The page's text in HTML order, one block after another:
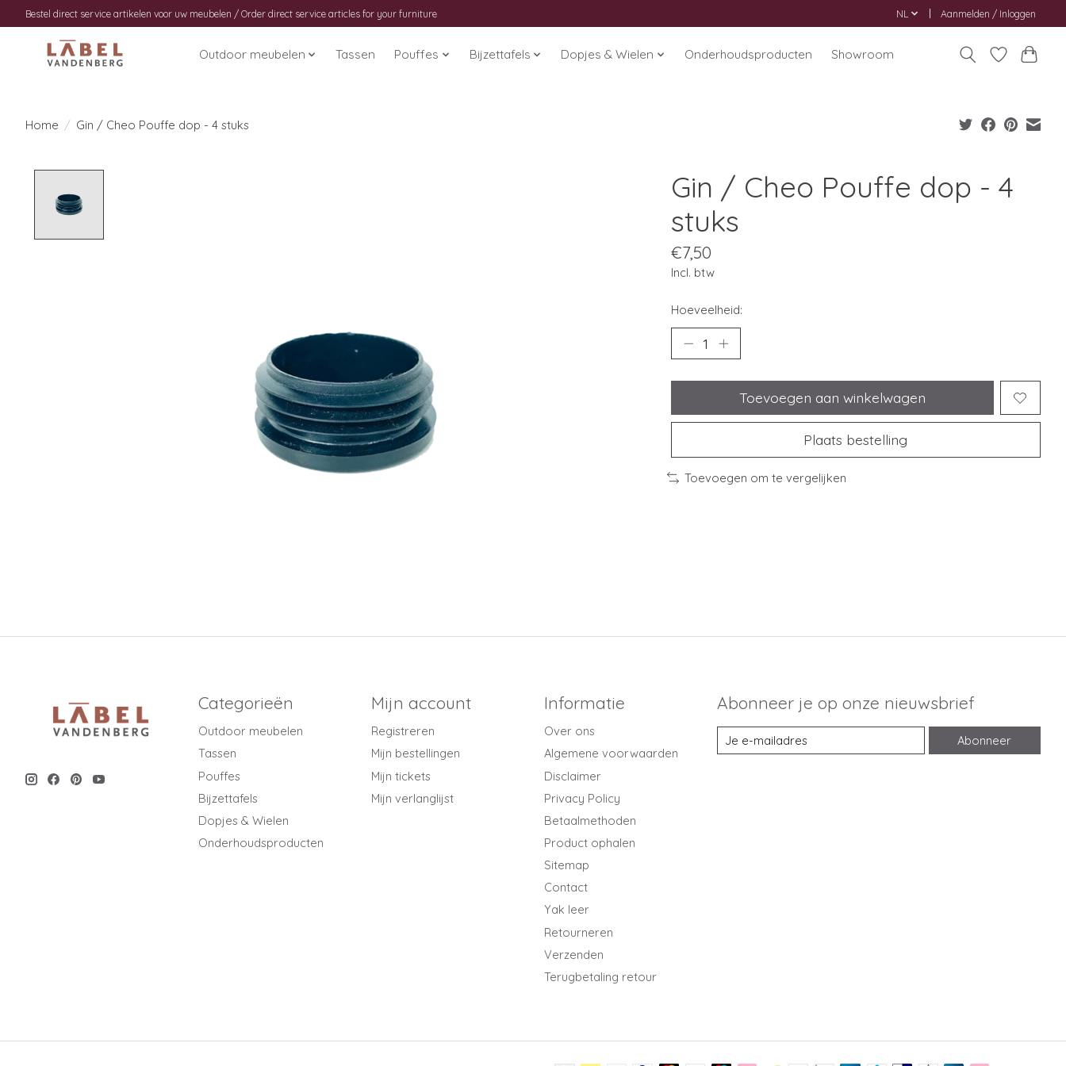
Bestel direct service artikelen voor uw meubelen / Order direct service articles for your furniture NL Aanmelden / Inloggen
Outdoor meubelen Tassen Pouffes Bijzettafels Dopjes & Wielen Onderhoudsproducten Showroom
Home / Gin / Cheo Pouffe dop - 4 stuks
Gin / Cheo Pouffe dop - 4
stuks
€7,50
Incl. btw
Hoeveelheid:
Toevoegen aan winkelwagen
Plaats bestelling
Toevoegen om te vergelijken
Categorieën
Outdoor meubelen
Tassen
Pouffes
Bijzettafels
Dopjes & Wielen
Onderhoudsproducten
Mijn account
Registreren
Mijn bestellingen
Mijn tickets
Mijn verlanglijst
Informatie
Over ons
Algemene voorwaarden
Disclaimer
Privacy Policy
Betaalmethoden
Product ophalen
Sitemap
Contact
Yak leer
Retourneren
Verzenden
Terugbetaling retour
Abonneer je op onze nieuwsbrief
Abonneer